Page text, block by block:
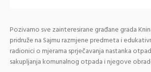
Pozivamo sve zainteresirane građane grada
pridruže na Sajmu razmjene predmeta i
radionici o mjerama sprječavanja nastanka
sakupljanja komunalnog otpada i njegove